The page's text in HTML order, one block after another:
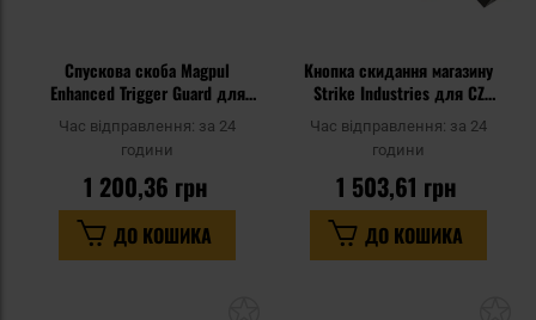
Спускова скоба Magpul
Enhanced Trigger Guard для
гвинтівок AR15/M4 - Black
Час відправлення: за 24
години
1 200,36 грн
ДО КОШИКА
Кнопка скидання магазину
Strike Industries для CZ
Scorpion EVO 3 - Black
Час відправлення: за 24
години
1 503,61 грн
ДО КОШИКА